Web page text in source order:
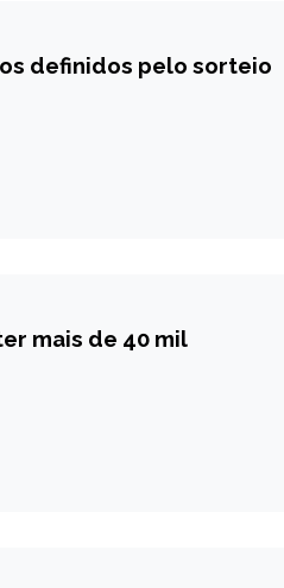
definidos pelo sorteio
mais de 40 mil